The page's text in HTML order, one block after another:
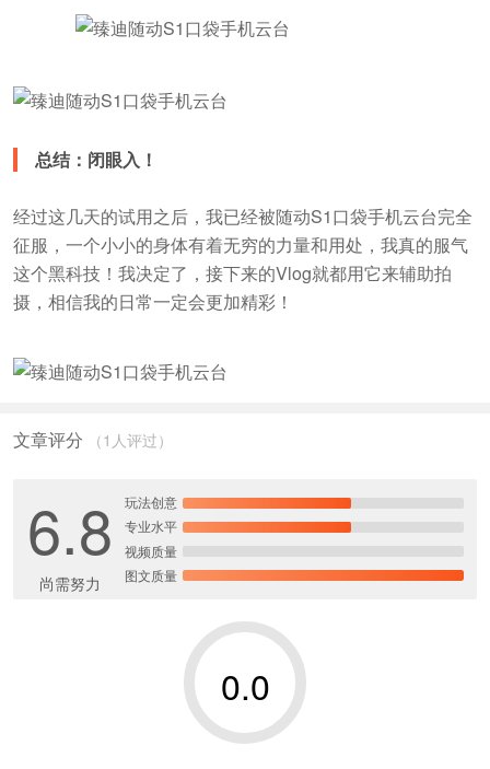
总结：闭眼入！
经过这几天的试用之后，我已经被随动S1口袋手机云台完全
征服，一个小小的身体有着无穷的力量和用处，我真的服气
这个黑科技！我决定了，接下来的Vlog就都用它来辅助拍
摄，相信我的日常一定会更加精彩！
文章评分 （1人评过）
6.8
尚需努力
玩法创意
专业水平
视频质量
图文质量
0.0